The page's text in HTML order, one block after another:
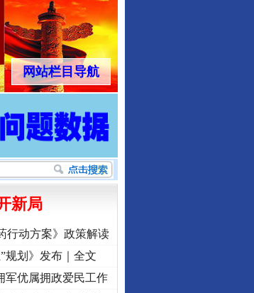
网站栏目导航
新局
行动方案》政策解读
规划》发布｜全文
军优属拥政爱民工作